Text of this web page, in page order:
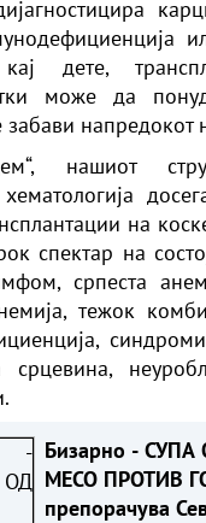
дете,
може да
напредокот
нашиот
хематологија
на
спектар на
српеста
тежок
срцевина,
Бизарно -
МЕСО ПРОТИВ
препорачува